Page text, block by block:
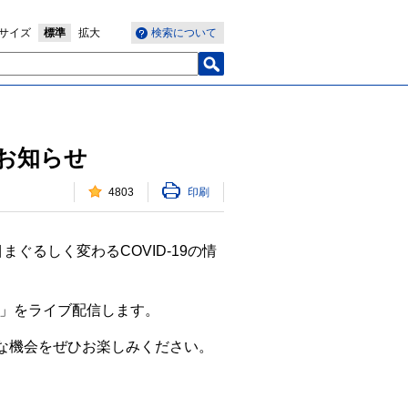
検索について
イズ 標準 拡大
知らせ
4803 印刷
ぐるしく変わるCOVID-19の情
ライブ配信します。
会をぜひお楽しみください。